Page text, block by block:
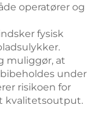
operatører og
fysisk
muliggør, at
under
risikoen for
kvalitetsoutput.